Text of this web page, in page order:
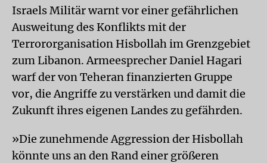
Israels Militär warnt vor einer gefährlichen
Ausweitung des Konflikts mit der
Terrororganisation Hisbollah im Grenzgebiet
zum Libanon. Armeesprecher Daniel Hagari
warf der von Teheran finanzierten Gruppe
vor, die Angriffe zu verstärken und damit die
Zukunft ihres eigenen Landes zu gefährden.
»Die zunehmende Aggression der Hisbollah
könnte uns an den Rand einer größeren